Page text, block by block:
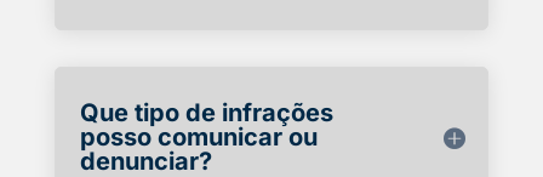
Que tipo de infrações
posso comunicar ou
denunciar?